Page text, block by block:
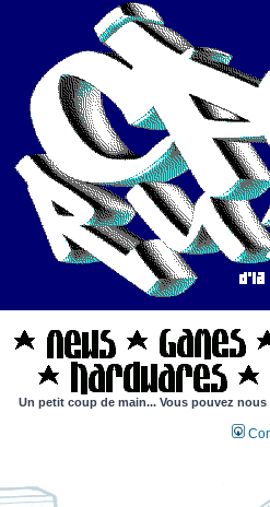
Un petit coup de main... Vous pouvez